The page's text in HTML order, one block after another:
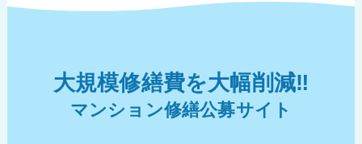
大規模修繕費を大幅削減‼︎
マンション修繕公募サイト